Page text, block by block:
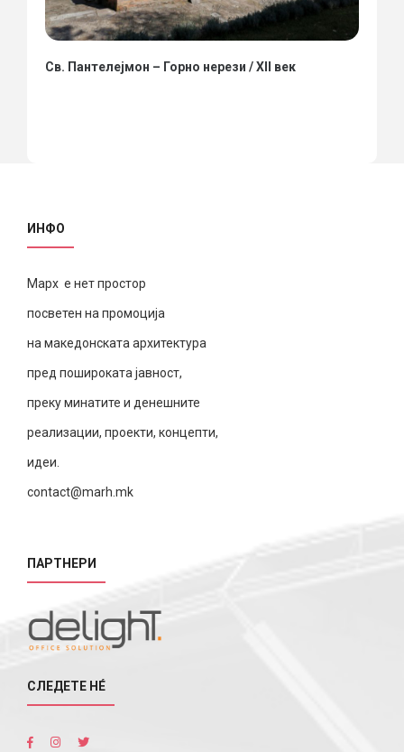
Св. Пантелејмон – Горно нерези / XII век
ИНФО
Марх е нет простор
посветен на промоција
на македонската архитектура
пред пошироката јавност,
преку минатите и денешните
реализации, проекти, концепти,
идеи.
contact@marh.mk
ПАРТНЕРИ
СЛЕДЕТЕ НÉ